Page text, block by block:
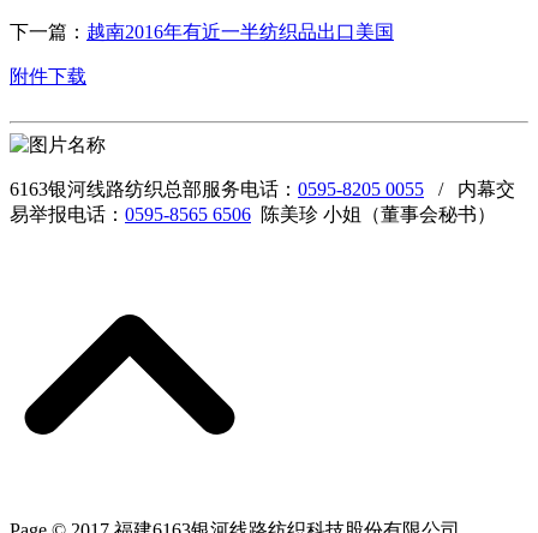
下一篇： 越南2016年有近一半纺织品出口美国
附件下载
6163银河线路纺织总部服务电话： 0595-8205 0055 / 内幕交
易举报电话： 0595-8565 6506 陈美珍 小姐（董事会秘书）